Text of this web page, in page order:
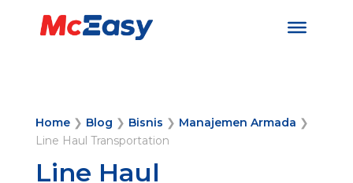
Home❯ Blog ❯ Bisnis ❯ Manajemen Armada ❯
Line Haul Transportation
Line Haul